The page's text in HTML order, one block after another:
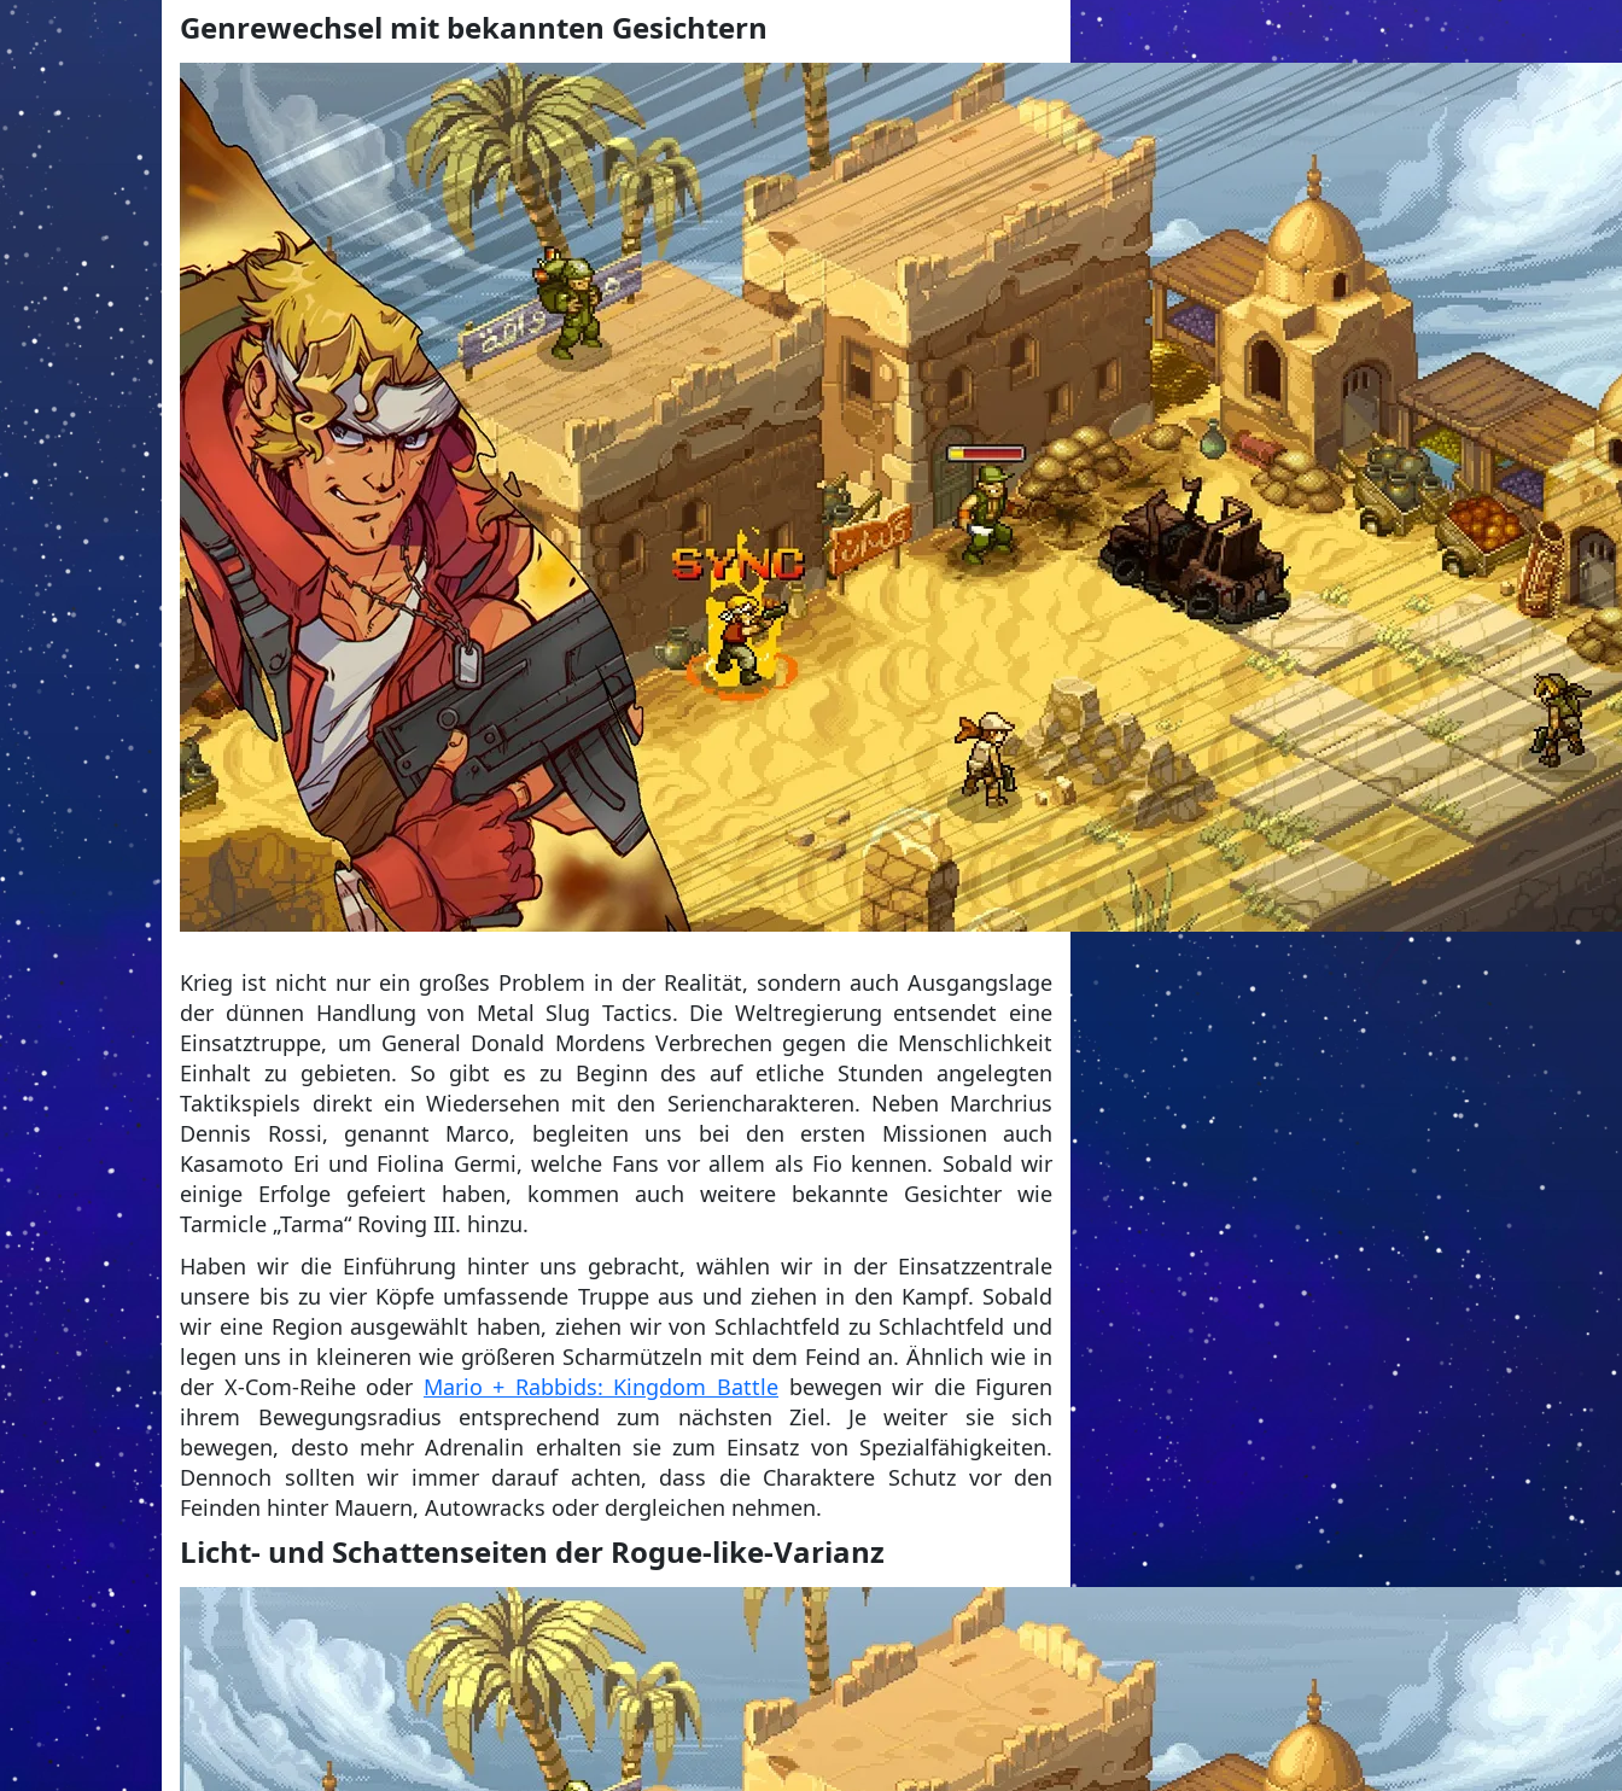
Genrewechsel mit bekannten Gesichtern
Krieg ist nicht nur ein großes Problem in der Realität, sondern auch Ausgangslage
der dünnen Handlung von Metal Slug Tactics. Die Weltregierung entsendet eine
Einsatztruppe, um General Donald Mordens Verbrechen gegen die Menschlichkeit
Einhalt zu gebieten. So gibt es zu Beginn des auf etliche Stunden angelegten
Taktikspiels direkt ein Wiedersehen mit den Seriencharakteren. Neben Marchrius
Dennis Rossi, genannt Marco, begleiten uns bei den ersten Missionen auch
Kasamoto Eri und Fiolina Germi, welche Fans vor allem als Fio kennen. Sobald wir
einige Erfolge gefeiert haben, kommen auch weitere bekannte Gesichter wie
Tarmicle „Tarma“ Roving III. hinzu.
Haben wir die Einführung hinter uns gebracht, wählen wir in der Einsatzzentrale
unsere bis zu vier Köpfe umfassende Truppe aus und ziehen in den Kampf. Sobald
wir eine Region ausgewählt haben, ziehen wir von Schlachtfeld zu Schlachtfeld und
legen uns in kleineren wie größeren Scharmützeln mit dem Feind an. Ähnlich wie in
der X-Com-Reihe oder Mario + Rabbids: Kingdom Battle bewegen wir die Figuren
ihrem Bewegungsradius entsprechend zum nächsten Ziel. Je weiter sie sich
bewegen, desto mehr Adrenalin erhalten sie zum Einsatz von Spezialfähigkeiten.
Dennoch sollten wir immer darauf achten, dass die Charaktere Schutz vor den
Feinden hinter Mauern, Autowracks oder dergleichen nehmen.
Licht- und Schattenseiten der Rogue-like-Varianz